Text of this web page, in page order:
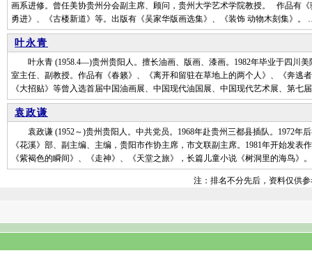
画系进修。曾任美协贵州分会副主席、顾问，贵州大学艺术学院教授。 作品有
勇进》、《古楼新道》等。出版有《吴家华版画选集》、《装饰 动物木刻集》
叶永青
叶永青 (1958.4—)贵州贵阳人。擅长油画、版画、漆画。1982年毕业于四川美
室主任、副教授。作品有《春籁》、《离开和留驻在草地上的两个人》、《奔
《大招贴》等曾入选首届中国油画展、中国现代油国展、中国现代艺术展、第
袁政谦
袁政谦 (1952～)贵州贵阳人。中共党员。1968年赴贵州三都县插队。1972年
《花溪》部、副主编、主编，贵阳市作协主席，市文联副主席。1981年开始发表
《紫褐色的瞬间》、《走神》、《天堂之旅》，长篇儿童小说《树洞里的海鸟
注：排名不分先后，资料仅供